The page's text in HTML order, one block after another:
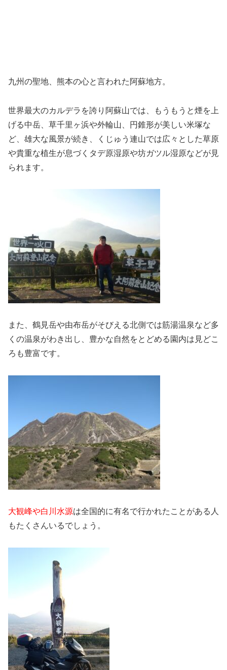
九州の聖地、熊本の心と言われた阿蘇地方。
世界最大のカルデラを誇り阿蘇山では、もうもうと煙を上
げる中岳、草千里ヶ浜や外輪山、円錐形が美しい米塚な
ど、雄大な風景が続き、くじゅう連山では広々とした草原
や貴重な植生が息づくタデ原湿原や坊ガツル湿原などが見
られます。
また、鶴見岳や由布岳がそびえる北側では筋湯温泉など多
くの温泉がわき出し、豊かな自然をとどめる園内は見どこ
ろも豊富です。
大観峰や白川水源は全国的に有名で行かれたことがある人
もたくさんいるでしょう。